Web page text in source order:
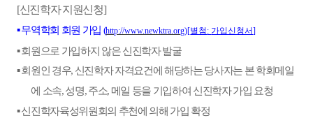
[신진학자 지원신청]
▪무역학회 회원 가입 (http://www.newktra.org)[별첨: 가입신청서]
▪회원으로 가입하지 않은 신진학자 발굴
▪회원인 경우, 신진학자 자격요건에 해당하는 당사자는 본 학회메일
에 소속,성명,주소, 메일 등을 기입하여 신진학자 가입 요청
▪신진학자육성위원회의 추천에 의해 가입 확정